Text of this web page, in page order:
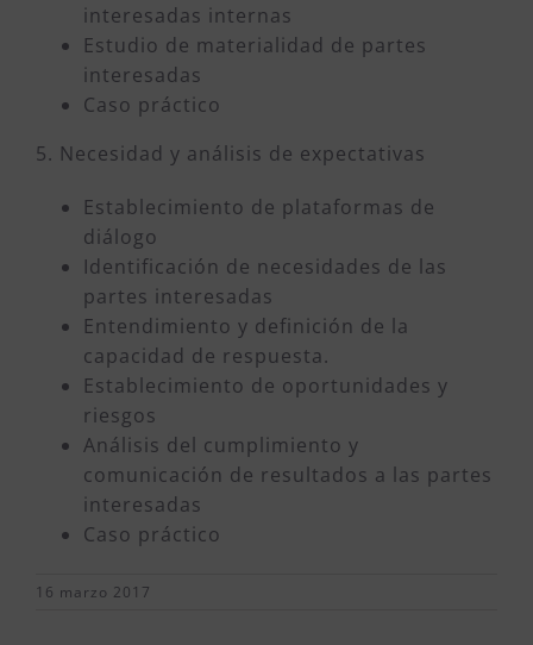
interesadas internas
Estudio de materialidad de partes
interesadas
Caso práctico
5. Necesidad y análisis de expectativas
Establecimiento de plataformas de
diálogo
Identificación de necesidades de las
partes interesadas
Entendimiento y definición de la
capacidad de respuesta.
Establecimiento de oportunidades y
riesgos
Análisis del cumplimiento y
comunicación de resultados a las partes
interesadas
Caso práctico
16 marzo 2017